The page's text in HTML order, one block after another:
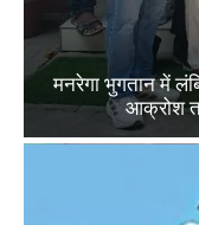
मनरेगा भुगतान में
आक्रोश